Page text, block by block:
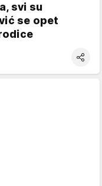
svi su
se opet